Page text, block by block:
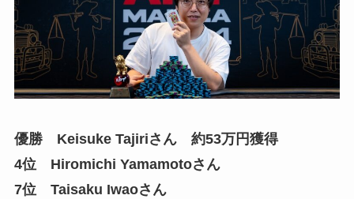
優勝 Keisuke Tajiriさん 約53万円獲得
4位 Hiromichi Yamamotoさん
7位 Taisaku Iwaoさん